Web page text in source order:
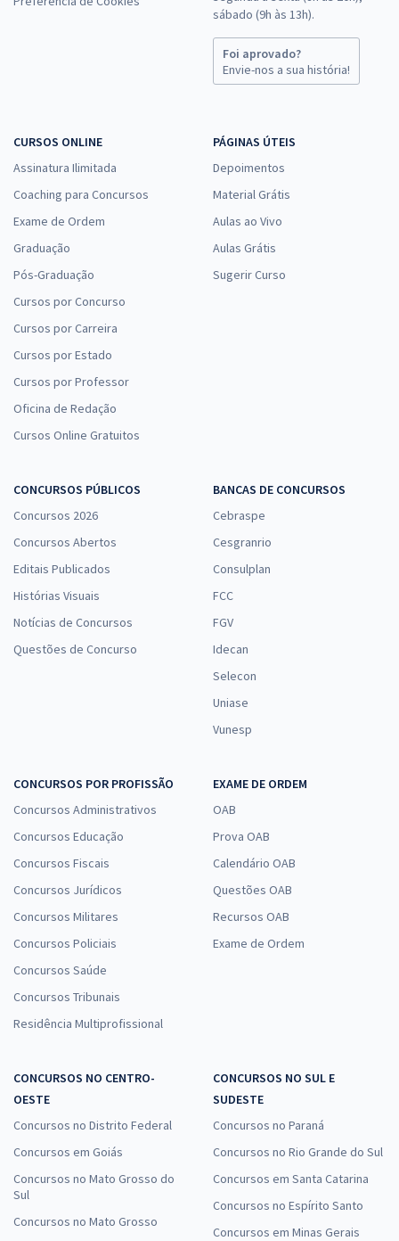
sábado (9h às 13h).
Foi aprovado?
Envie-nos a sua história!
CURSOS ONLINE
Assinatura Ilimitada
Coaching para Concursos
Exame de Ordem
Graduação
Pós-Graduação
Cursos por Concurso
Cursos por Carreira
Cursos por Estado
Cursos por Professor
Oficina de Redação
Cursos Online Gratuitos
PÁGINAS ÚTEIS
Depoimentos
Material Grátis
Aulas ao Vivo
Aulas Grátis
Sugerir Curso
CONCURSOS PÚBLICOS
Concursos 2026
Concursos Abertos
Editais Publicados
Histórias Visuais
Notícias de Concursos
Questões de Concurso
BANCAS DE CONCURSOS
Cebraspe
Cesgranrio
Consulplan
FCC
FGV
Idecan
Selecon
Uniase
Vunesp
CONCURSOS POR PROFISSÃO
Concursos Administrativos
Concursos Educação
Concursos Fiscais
Concursos Jurídicos
Concursos Militares
Concursos Policiais
Concursos Saúde
Concursos Tribunais
Residência Multiprofissional
EXAME DE ORDEM
OAB
Prova OAB
Calendário OAB
Questões OAB
Recursos OAB
Exame de Ordem
CONCURSOS NO CENTRO-
OESTE
Concursos no Distrito Federal
Concursos em Goiás
Concursos no Mato Grosso do
Sul
Concursos no Mato Grosso
CONCURSOS NO SUL E
SUDESTE
Concursos no Paraná
Concursos no Rio Grande do Sul
Concursos em Santa Catarina
Concursos no Espírito Santo
Concursos em Minas Gerais